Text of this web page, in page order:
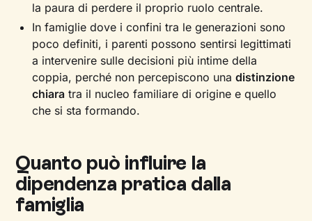
la paura di perdere il proprio ruolo centrale.
In famiglie dove i confini tra le generazioni sono
poco definiti, i parenti possono sentirsi legittimati
a intervenire sulle decisioni più intime della
coppia, perché non percepiscono unadistinzione
chiara tra il nucleo familiare di origine e quello
che si sta formando.
Quanto può influire la
dipendenza pratica dalla
famiglia